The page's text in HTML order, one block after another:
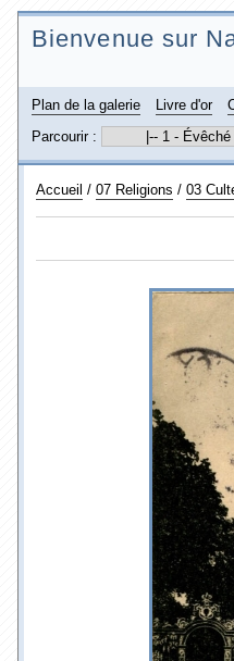
Bienvenue sur
Plan de la galerie Livre d'or
Parcourir :
Accueil / 07 Religions / 03